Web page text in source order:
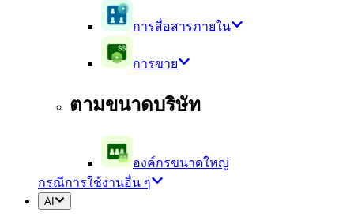
การสื่อสารภายใน
การขาย
ตามขนาดบริษัท
องค์กรขนาดใหญ่
กรณีการใช้งานอื่น ๆ
AI